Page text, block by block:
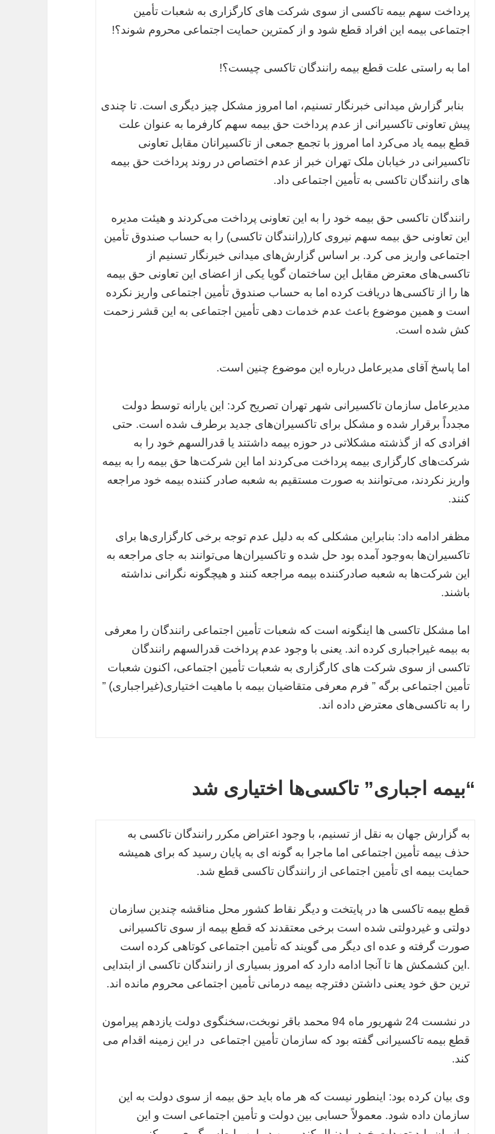
پرداخت سهم بیمه تاکسی از سوی شرکت های کارگزاری به شعبات تأمین
اجتماعی بیمه این افراد قطع شود و از کمترین حمایت اجتماعی محروم شوند؟!
اما به راستی علت قطع بیمه رانندگان تاکسی چیست؟!
بنابر گزارش میدانی خبرنگار تسنیم، اما امروز مشکل چیز دیگری است. تا چندی
پیش تعاونی تاکسیرانی از عدم پرداخت حق بیمه سهم کارفرما به عنوان علت
قطع بیمه یاد می‌کرد اما امروز با تجمع جمعی از تاکسیرانان مقابل تعاونی
تاکسیرانی در خیابان ملک تهران خبر از عدم اختصاص در روند پرداخت حق بیمه
های رانندگان تاکسی به تأمین اجتماعی داد.
رانندگان تاکسی حق بیمه خود را به این تعاونی پرداخت می‌کردند و هیئت مدیره
این تعاونی حق بیمه سهم نیروی کار(رانندگان تاکسی) را به حساب صندوق تأمین
اجتماعی واریز می کرد. بر اساس گزارش‌های میدانی خبرنگار تسنیم از
تاکسی‌های معترض مقابل این ساختمان گویا یکی از اعضای این تعاونی حق بیمه
ها را از تاکسی‌ها دریافت کرده اما به حساب صندوق تأمین اجتماعی واریز نکرده
است و همین موضوع باعث عدم خدمات دهی تأمین اجتماعی به این قشر زحمت
کش شده است.
اما پاسخ آقای مدیرعامل درباره این موضوع چنین است.
مدیرعامل سازمان تاکسیرانی شهر تهران تصریح کرد: این یارانه توسط دولت
مجدداً برقرار شده و مشکل برای تاکسیران‌های جدید برطرف شده است. حتی
افرادی که از گذشته مشکلاتی در حوزه بیمه داشتند یا قدرالسهم خود را به
شرکت‌های کارگزاری بیمه پرداخت می‌کردند اما این شرکت‌ها حق بیمه را به بیمه
واریز نکردند، می‌توانند به صورت مستقیم به شعبه صادر کننده بیمه خود مراجعه
کنند.
مظفر ادامه داد: بنابراین مشکلی که به دلیل عدم توجه برخی کارگزاری‌ها برای
تاکسیران‌ها به‌وجود آمده بود حل شده و تاکسیران‌ها می‌توانند به جای مراجعه به
این شرکت‌ها به شعبه صادرکننده بیمه مراجعه کنند و هیچگونه نگرانی نداشته
باشند.
اما مشکل تاکسی ها اینگونه است که شعبات تأمین اجتماعی رانندگان را معرفی
به بیمه غیراجباری کرده اند. یعنی با وجود عدم پرداخت قدرالسهم رانندگان
تاکسی از سوی شرکت های کارگزاری به شعبات تأمین اجتماعی، اکنون شعبات
تأمین اجتماعی برگه ” فرم معرفی متقاضیان بیمه با ماهیت اختیاری(غیراجباری) ”
را به تاکسی‌های معترض داده اند.
“بیمه اجباری” تاکسی‌ها اختیاری شد
به گزارش جهان به نقل از تسنیم، با وجود اعتراض مکرر رانندگان تاکسی به
حذف بیمه تأمین اجتماعی اما ماجرا به گونه ای به پایان رسید که برای همیشه
حمایت بیمه ای تأمین اجتماعی از رانندگان تاکسی قطع شد.
قطع بیمه تاکسی ها در پایتخت و دیگر نقاط کشور محل مناقشه چندین سازمان
دولتی و غیردولتی شده است برخی معتقدند که قطع بیمه از سوی تاکسیرانی
صورت گرفته و عده ای دیگر می گویند که تأمین اجتماعی کوتاهی کرده است
.این کشمکش ها تا آنجا ادامه دارد که امروز بسیاری از رانندگان تاکسی از ابتدایی
ترین حق خود یعنی داشتن دفترچه بیمه درمانی تأمین اجتماعی محروم مانده اند.
در نشست 24 شهریور ماه 94 محمد باقر نوبخت،سخنگوی دولت یازدهم پیرامون
قطع بیمه تاکسیرانی گفته بود که سازمان تأمین اجتماعی در این زمینه اقدام می
کند.
وی بیان کرده بود: اینطور نیست که هر ماه باید حق بیمه از سوی دولت به این
سازمان داده شود. معمولاً حسابی بین دولت و تأمین اجتماعی است و این